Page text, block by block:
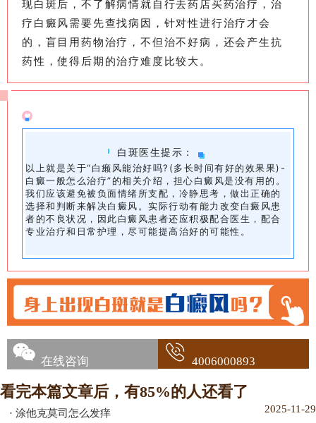
现白斑后，不了解病情就自行去药店买药治疗，治
疗白癜风需要先查找病因，针对性进行治疗才会
的，盲目用药物治疗，不但治不好病，还会产生抗
药性，使得后期的治疗难度比较大。
白斑医生提示：
以上就是关于“白癞风能治好吗?(多长时间有好的效果果)-
白癜一般怎么治疗”的相关介绍，担心白癜风是没有用的。
我们应该避免被负面情绪所支配，冷静思考，做出正确的
选择和判断来解决白癜风。实际行动有能力改变白癜风患
者的不良状况，因此白癜风患者还应积极配合医生，配合
专业治疗和日常护理，尽可能提高治好的可能性。
在线咨询 4006000893
看完本篇文章后，有85%的人还看了
·涂他克莫司怎么发痒 2025-11-29